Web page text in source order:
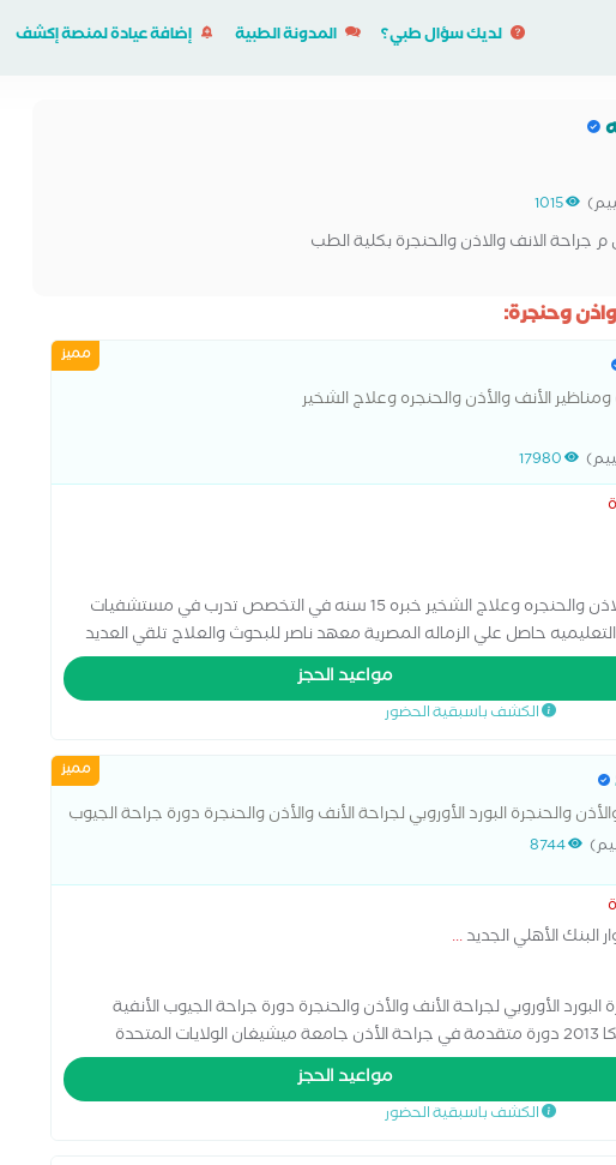
لديك سؤال طبي؟ المدونة الطبية إضافة عيادة لمنصة إكشف
1015
الانف والاذن والحنجرة بكلية الطب
وحنجرة:
مميز
الأنف والأذن والحنجره وعلاج الشخير
17980
استشاري جراحات ومناظير الانف والاذن والحنجره وعلاج الشخير خبره 15 سنه في التخصص تدرب في مستشفيات
حاصل علي الزماله المصرية معهد ناصر للبحوث والعلاج تلقي العديد
مواعيد الحجز
الكشف باسبقية الحضور
مميز
والحنجرة البورد الأوروبي لجراحة الأنف والأذن والحنجرة دورة جراحة الجيوب
بلجيكا 2013 دورة متقدمة في
8744
البنك الأهلي الجديد...
الأوروبي لجراحة الأنف والأذن والحنجرة دورة جراحة الجيوب الأنفية
وجراحة قاعدة الجمجمة بالمنظار بلجيكا 2013 دورة متقدمة في جراحة الأذن جامعة ميشيغان الولايات المتحدة
الأمريكية 2014. ورشة الجيوب الأنفية بالمنظار وجراحة قاعدة الجمجمة ألمانيا 2014. ورشة الممرات العابرة للأنف إلى
قاعدة الجمجمة النمسا الدورة التدريبية في جراحة الجيوب الأنفية 2016 نوتنغهام ،المملكة المتحدة دورة طب الأذن
مواعيد الحجز
الكشف باسبقية الحضور